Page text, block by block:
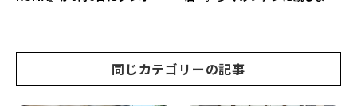
同じカテゴリーの記事